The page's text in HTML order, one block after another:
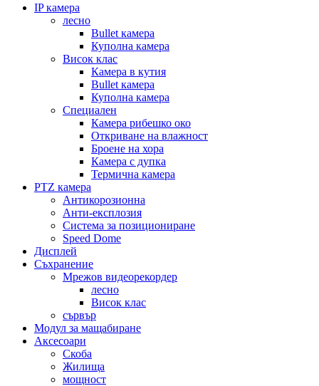
IP камера
лесно
Bullet камера
Куполна камера
Висок клас
Камера в кутия
Bullet камера
Куполна камера
Специален
Камера рибешко око
Откриване на влажност
Броене на хора
Камера с дупка
Термична камера
PTZ камера
Антикорозионна
Анти-експлозия
Система за позициониране
Speed ​​Dome
Дисплей
Съхранение
Мрежов видеорекордер
лесно
Висок клас
сървър
Модул за мащабиране
Аксесоари
Скоба
Жилища
мощност